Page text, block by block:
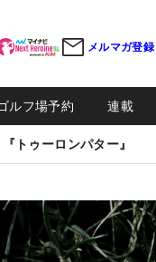
メルマガ登録
ルフ場予約 連載
トゥーロンパター』